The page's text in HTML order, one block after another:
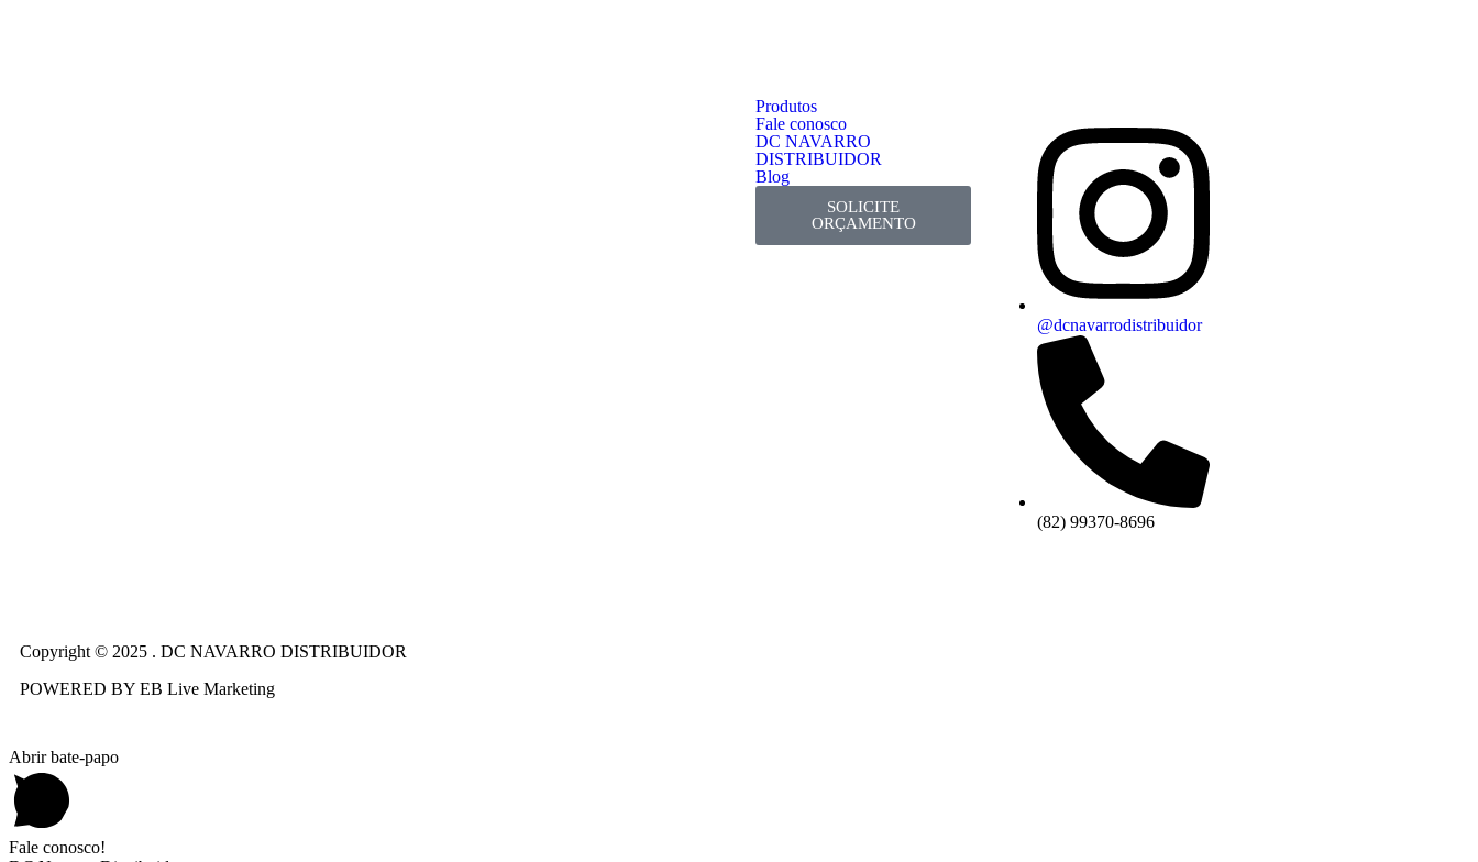
Produtos
Fale conosco
DC NAVARRO
DISTRIBUIDOR
Blog
SOLICITE
ORÇAMENTO
@dcnavarrodistribuidor
(82) 99370-8696
Copyright © 2025 . DC NAVARRO DISTRIBUIDOR
POWERED BY EB Live Marketing
Abrir bate-papo
Fale conosco!